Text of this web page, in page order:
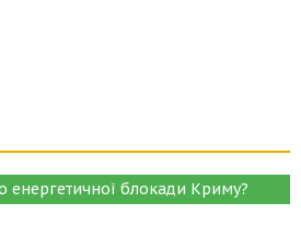
енергетичної блокади Криму?